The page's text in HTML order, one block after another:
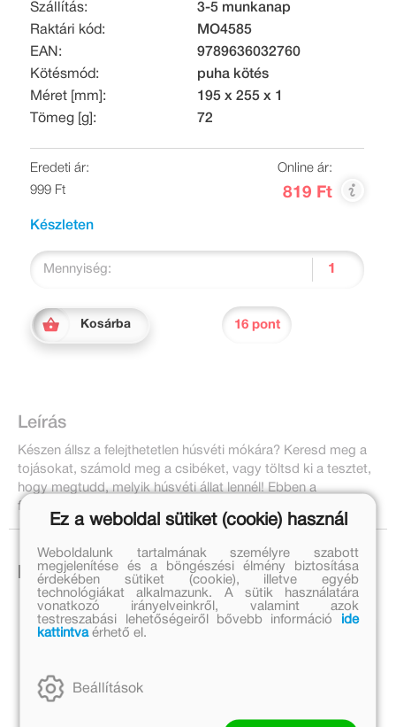
Szállítás:
3-5 munkanap
Raktári kód:
MO4585
EAN:
9789636032760
Kötésmód:
puha kötés
Méret [mm]:
195 x 255 x 1
Tömeg [g]:
72
Eredeti ár:
999 Ft
Online ár:
819 Ft
Készleten
Mennyiség:
Kosárba 16 pont
Leírás
Készen állsz a felejthetetlen húsvéti mókára? Keresd meg a
tojásokat, számold meg a csibéket, vagy töltsd ki a tesztet,
hogy megtudd, melyik húsvéti állat lennél! Ebben a
foglalkoztatóban megannyi izgalmas feladat vár rád!
Ezek is érdekelhetnek!
Ez a weboldal sütiket (cookie) használ
Weboldalunk tartalmának személyre szabott
megjelenítése és a böngészési élmény biztosítása
érdekében sütiket (cookie), illetve egyéb
technológiákat alkalmazunk. A sütik használatára
vonatkozó irányelveinkről, valamint azok
testreszabási lehetőségeiről bővebb információ
ide
kattintvaérhető el.
Beállítások